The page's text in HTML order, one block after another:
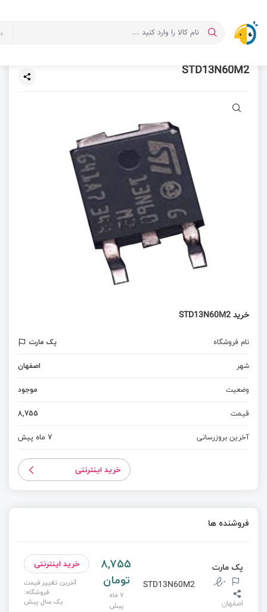
STD13N60M2
خرید STD13N60M2
نام فروشگاه
پک مارت
شهر
اصفهان
وضعیت
موجود
قیمت
8,755
آخرین بروزرسانی
7 ماه پیش
خرید اینترنتی
فروشنده ها
پک مارت
اصفهان
STD13N60M2
8,755
تومان
7 ماه
پیش
خرید اینترنتی
آخرین تغییر قیمت
فروشگاه:
یک سال پیش